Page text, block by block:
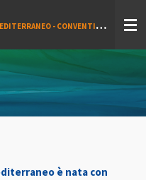
C
ONVENZIONE DEI DIRITTI NEL MEDITERRANEO - CONVENTION DES DROITS EN MÉDITERRANEÉ - MEDITERRANEAN CONVENTION ON HUMAN RIGHTS - اتفاقية حقوق الإنسان في البحر الأبيض المتوسط
è nata con